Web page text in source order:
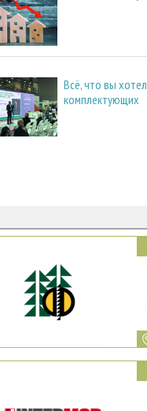
Всё, что вы
комплектующих